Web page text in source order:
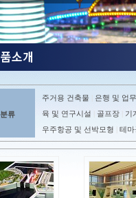
분류
주거용 건축물
은행 및 업
육 및 연구시설
골프장
기
우주항공 및 선박모형
테마